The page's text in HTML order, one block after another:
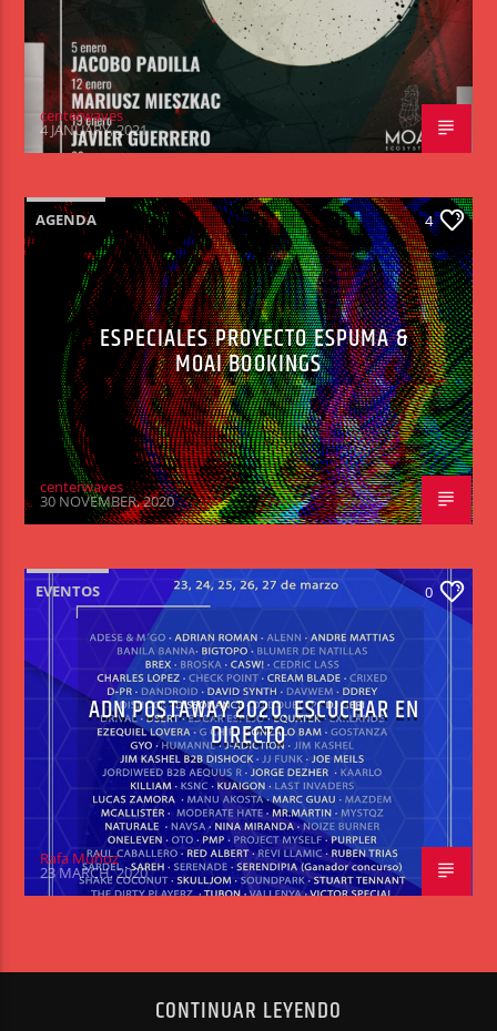
centerwaves
4 JANUARY, 2021
AGENDA 4
ESPECIALES PROYECTO ESPUMA &
MOAI BOOKINGS
centerwaves
30 NOVEMBER, 2020
EVENTOS 0
ADN POSTAWAY 2020. ESCUCHAR EN
DIRECTO
Rafa Muñoz
23 MARCH, 2020
CONTINUAR LEYENDO